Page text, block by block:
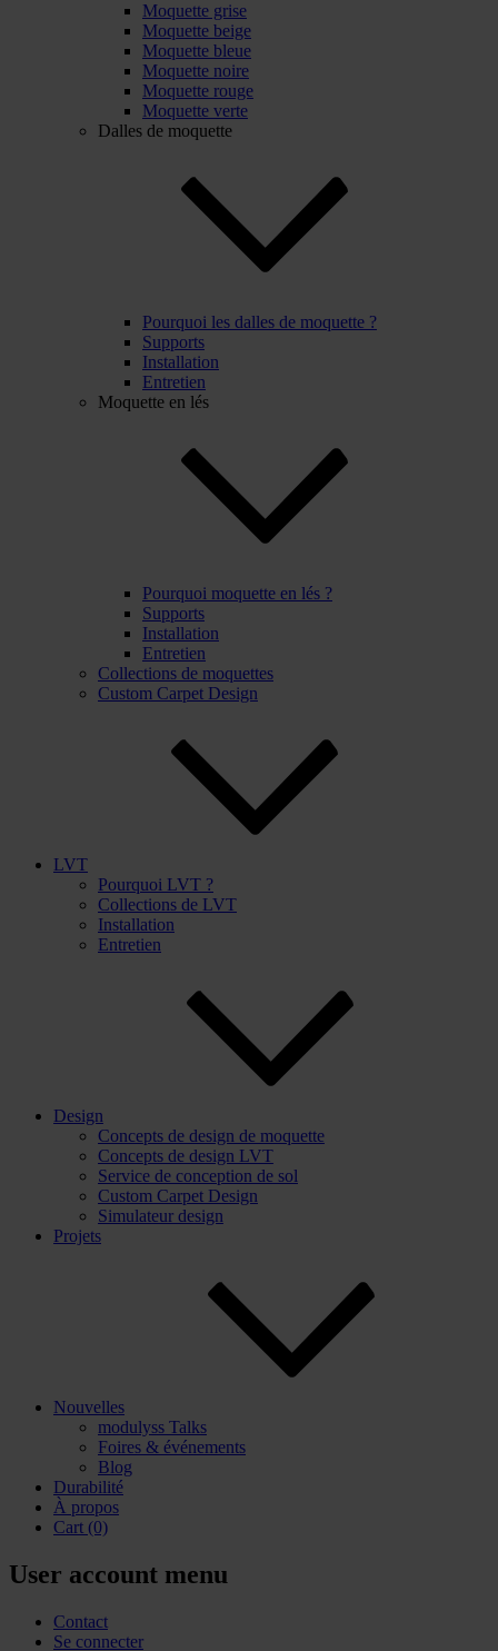
Moquette grise
Moquette beige
Moquette bleue
Moquette noire
Moquette rouge
Moquette verte
Dalles de moquette
Pourquoi les dalles de moquette ?
Supports
Installation
Entretien
Moquette en lés
Pourquoi moquette en lés ?
Supports
Installation
Entretien
Collections de moquettes
Custom Carpet Design
LVT
Pourquoi LVT ?
Collections de LVT
Installation
Entretien
Design
Concepts de design de moquette
Concepts de design LVT
Service de conception de sol
Custom Carpet Design
Simulateur design
Projets
Nouvelles
modulyss Talks
Foires & événements
Blog
Durabilité
À propos
Cart (0)
User account menu
Contact
Se connecter